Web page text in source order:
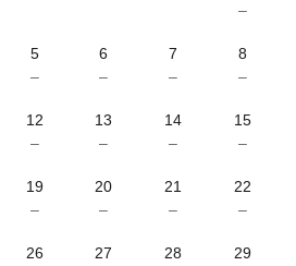
–
5
–
6
–
7
–
8
–
12
–
13
–
14
–
15
–
19
–
20
–
21
–
22
–
26
27
28
29